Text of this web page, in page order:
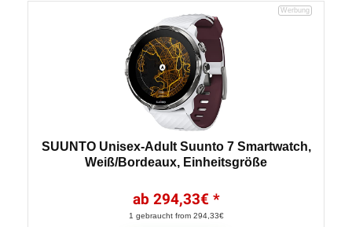
SUUNTO Unisex-Adult Suunto 7 Smartwatch,
Weiß/Bordeaux, Einheitsgröße
294,33€
1 gebraucht from 294,33€